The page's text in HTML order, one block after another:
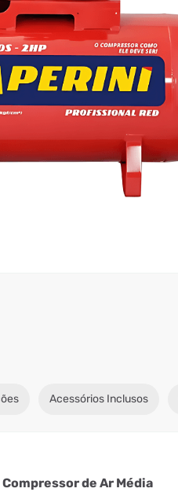
Acessórios Inclusos
Compressor de Ar Média